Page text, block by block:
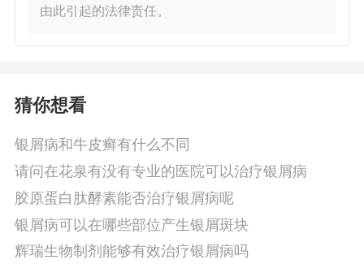
由此引起的法律责任。
猜你想看
银屑病和牛皮癣有什么不同
请问在花泉有没有专业的医院可以治疗银屑病
胶原蛋白肽酵素能否治疗银屑病呢
银屑病可以在哪些部位产生银屑斑块
辉瑞生物制剂能够有效治疗银屑病吗